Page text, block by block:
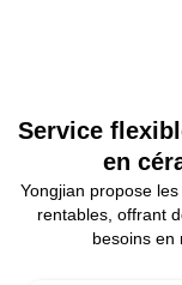
Service
en
Yongjian propose
rentables, offrant
besoins en